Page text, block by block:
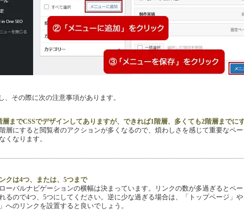
、その際に次の注意事項があります。
層までCSSでデザインしてありますが、できれば1階層、多くても2階層までに
層にすると閲覧者のアクションが多くなるので、煩わしさを感じて重要なペ
くなります。
クは4つ、または、5つまで
ーバルナビゲーションの横幅は決まっています。リンクの数が多過ぎるとペ
るので4つ、5つにしてください。逆に少な過ぎる場合は、「トップページ」
へのリンクを設置すると良いでしょう。